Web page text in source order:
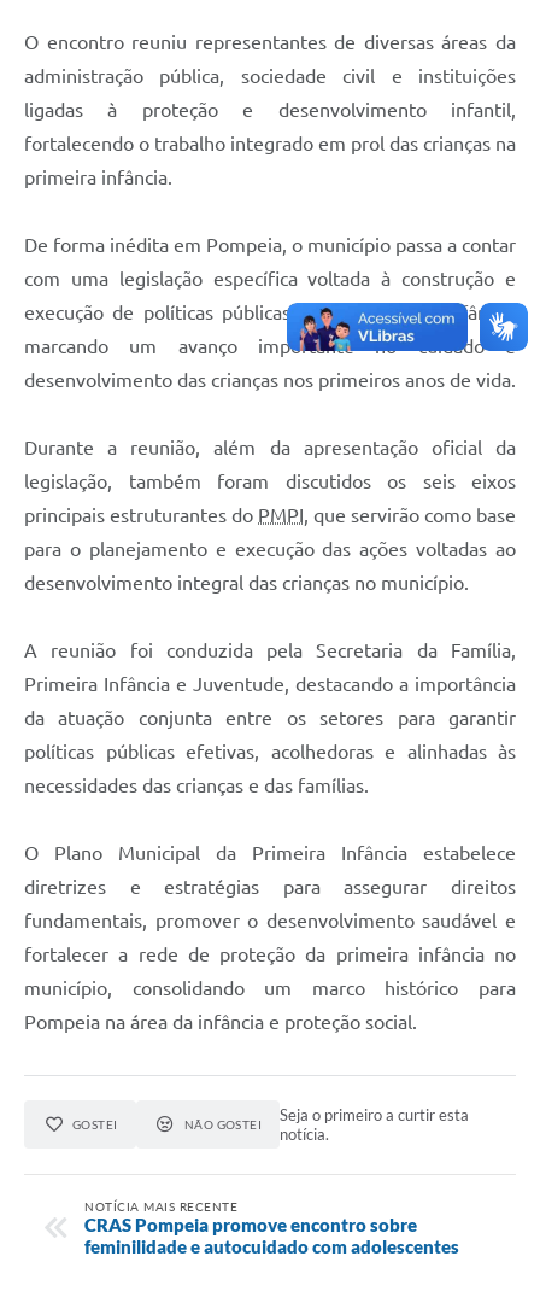
O encontro reuniu representantes de diversas áreas da
administração pública, sociedade civil e instituições
ligadas à proteção e desenvolvimento infantil,
fortalecendo o trabalho integrado em prol das crianças na
primeira infância.
De forma inédita em Pompeia, o município passa a contar
com uma legislação específica voltada à construção e
execução de políticas públicas para a primeira infância,
marcando um avanço importante no cuidado e
desenvolvimento das crianças nos primeiros anos de vida.
Durante a reunião, além da apresentação oficial da
legislação, também foram discutidos os seis eixos
principais estruturantes do PMPI, que servirão como base
para o planejamento e execução das ações voltadas ao
desenvolvimento integral das crianças no município.
A reunião foi conduzida pela Secretaria da Família,
Primeira Infância e Juventude, destacando a importância
da atuação conjunta entre os setores para garantir
políticas públicas efetivas, acolhedoras e alinhadas às
necessidades das crianças e das famílias.
O Plano Municipal da Primeira Infância estabelece
diretrizes e estratégias para assegurar direitos
fundamentais, promover o desenvolvimento saudável e
fortalecer a rede de proteção da primeira infância no
município, consolidando um marco histórico para
Pompeia na área da infância e proteção social.
GOSTEI NÃO GOSTEI
Seja o primeiro a curtir esta
notícia.
NOTÍCIA MAIS RECENTE
CRAS Pompeia promove encontro sobre
feminilidade e autocuidado com adolescentes